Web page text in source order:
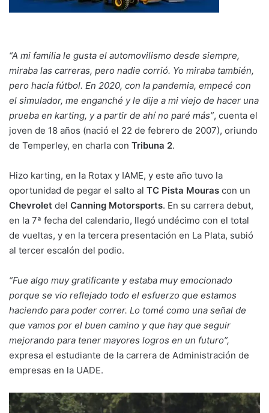
“A mi familia le gusta el automovilismo desde siempre,
miraba las carreras, pero nadie corrió. Yo miraba también,
pero hacía fútbol. En 2020, con la pandemia, empecé con
el simulador, me enganché y le dije a mi viejo de hacer una
prueba en karting, y a partir de ahí no paré más”, cuenta el
joven de 18 años (nació el 22 de febrero de 2007), oriundo
de Temperley, en charla con Tribuna 2.
Hizo karting, en la Rotax y IAME, y este año tuvo la
oportunidad de pegar el salto al TC Pista Mouras con un
Chevrolet del Canning Motorsports. En su carrera debut,
en la 7ª fecha del calendario, llegó undécimo con el total
de vueltas, y en la tercera presentación en La Plata, subió
al tercer escalón del podio.
“Fue algo muy gratificante y estaba muy emocionado
porque se vio reflejado todo el esfuerzo que estamos
haciendo para poder correr. Lo tomé como una señal de
que vamos por el buen camino y que hay que seguir
mejorando para tener mayores logros en un futuro”,
expresa el estudiante de la carrera de Administración de
empresas en la UADE.